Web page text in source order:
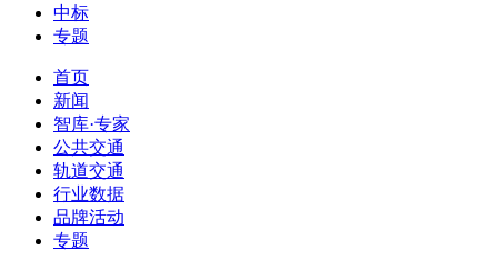
中标
专题
首页
新闻
智库·专家
公共交通
轨道交通
行业数据
品牌活动
专题